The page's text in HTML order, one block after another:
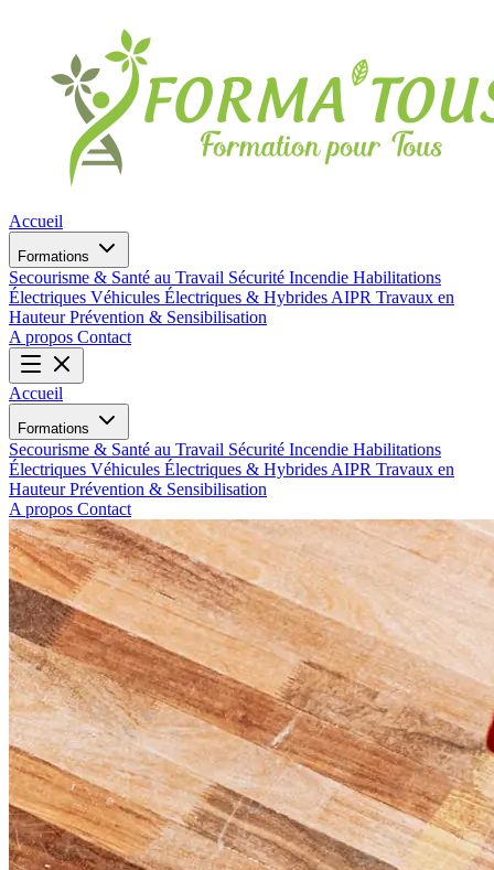
Accueil
Formations
Secourisme & Santé au Travail Sécurité Incendie Habilitations
Électriques Véhicules Électriques & Hybrides AIPR Travaux en
HauteurPrévention & Sensibilisation
A propos Contact
Accueil
Formations
Secourisme & Santé au Travail Sécurité Incendie Habilitations
Électriques Véhicules Électriques & Hybrides AIPR Travaux en
HauteurPrévention & Sensibilisation
A propos Contact